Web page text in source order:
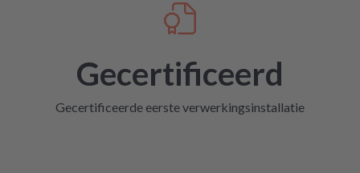
Gecertificeerd
Gecertificeerde eerste verwerkingsinstallatie